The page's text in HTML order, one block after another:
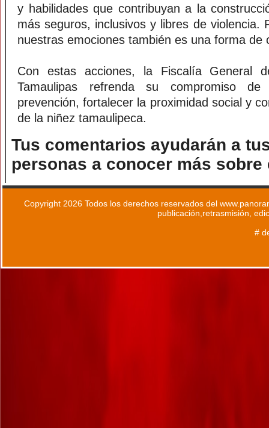
y habilidades que contribuyan a la
más seguros, inclusivos y libres de violencia.
nuestras emociones también es una forma de
Con estas acciones, la Fiscalía General
Tamaulipas refrenda su compromiso
prevención, fortalecer la proximidad social y
de la niñez tamaulipeca.
Tus comentarios ayudarán a
personas a conocer más sobre
Copyright 2026 Todos los derechos reservados del
publicación,retrasmisión,
#